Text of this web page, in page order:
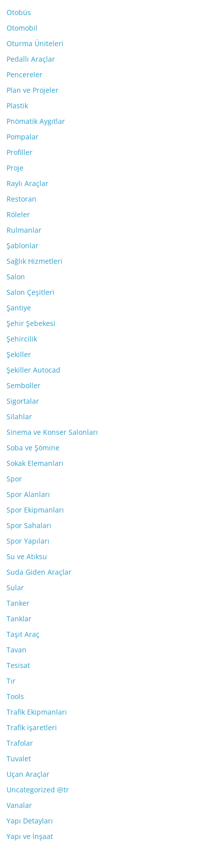
Otobüs
Otomobil
Oturma Üniteleri
Pedallı Araçlar
Pencereler
Plan ve Projeler
Plastik
Pnömatik Aygıtlar
Pompalar
Profiller
Proje
Raylı Araçlar
Restoran
Röleler
Rulmanlar
Şablonlar
Sağlık Hizmetleri
Salon
Salon Çeşitleri
Şantiye
Şehir Şebekesi
Şehircilik
Şekiller
Şekiller Autocad
Semboller
Sigortalar
Silahlar
Sinema ve Konser Salonları
Soba ve Şömine
Sokak Elemanları
Spor
Spor Alanları
Spor Ekipmanları
Spor Sahaları
Spor Yapıları
Su ve Atıksu
Suda Giden Araçlar
Sular
Tanker
Tanklar
Taşıt Araç
Tavan
Tesisat
Tır
Tools
Trafik Ekipmanları
Trafik işaretleri
Trafolar
Tuvalet
Uçan Araçlar
Uncategorized @tr
Vanalar
Yapı Detayları
Yapı ve İnşaat